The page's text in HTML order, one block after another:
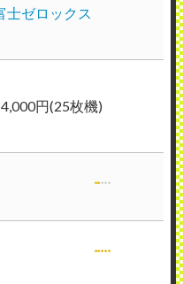
士ゼロックス
円(25枚機)